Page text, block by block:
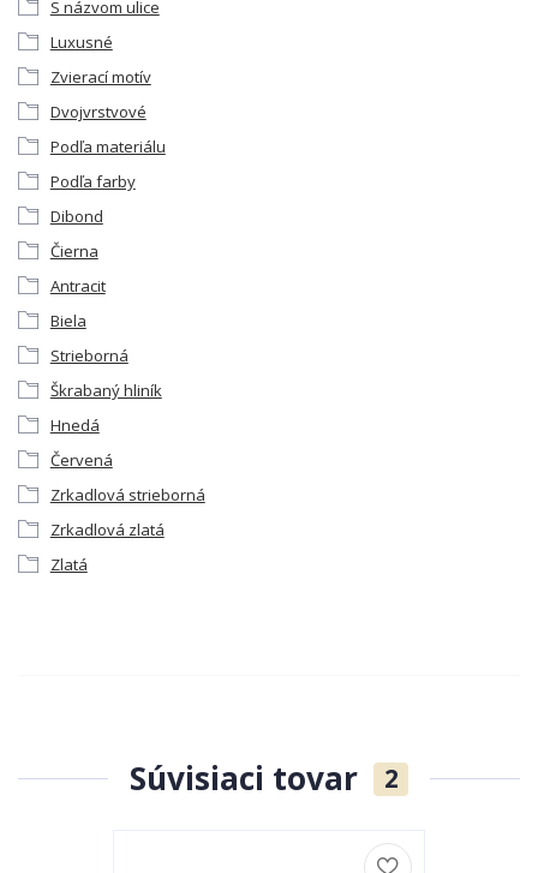
S názvom ulice
Luxusné
Zvierací motív
Dvojvrstvové
Podľa materiálu
Podľa farby
Dibond
Čierna
Antracit
Biela
Strieborná
Škrabaný hliník
Hnedá
Červená
Zrkadlová strieborná
Zrkadlová zlatá
Zlatá
Súvisiaci tovar 2